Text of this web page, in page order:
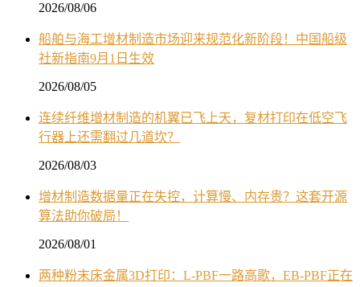
2026/08/06
船舶与海工增材制造市场迎来规范化新阶段！中国船级
社新指南9月1日生效
2026/08/05
连续纤维增材制造的机翼已飞上天，复材打印在低空飞
行器上还需翻过几道坎？
2026/08/03
增材制造数据量正在失控，计算慢、内存贵？这套开源
算法助你破局！
2026/08/01
两种粉末床金属3D打印：L-PBF一路高歌，EB-PBF正在